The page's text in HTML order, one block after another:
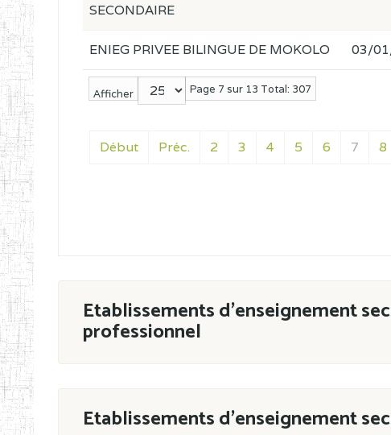
Afficher Page 7 sur 13 Total: 307
Début Préc. 2 3 4 5 6 7 8
SECONDAIRE
ENIEG PRIVEE BILINGUE DE MOKOLO 03/
Etablissements d'enseignement
professionnel
ESTP
Etablissements d'enseignement